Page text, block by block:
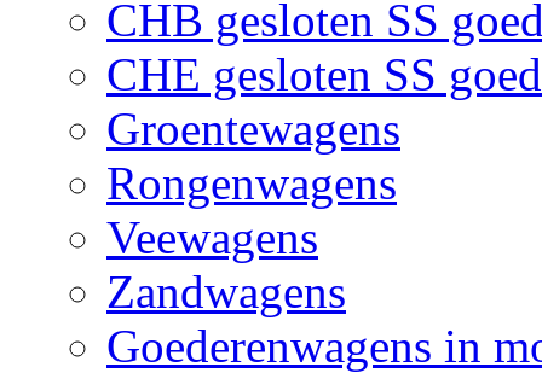
CHB gesloten SS
CHE gesloten SS
Groentewagens
Rongenwagens
Veewagens
Zandwagens
Goederenwagens in